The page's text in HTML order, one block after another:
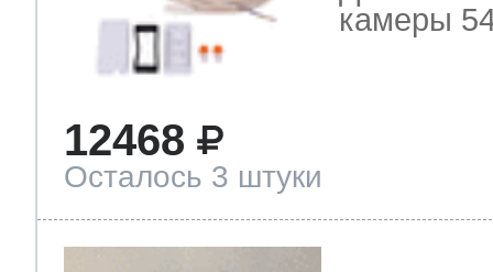
камеры
12468
Осталось 3 штуки